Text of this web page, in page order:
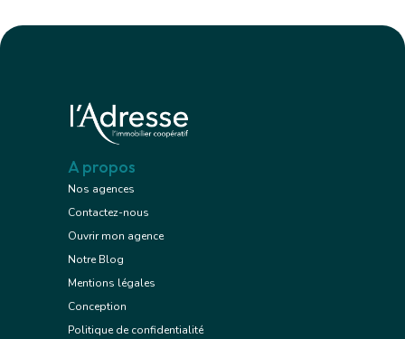
A propos
Nos agences
Contactez-nous
Ouvrir mon agence
Notre Blog
Mentions légales
Conception
Politique de confidentialité